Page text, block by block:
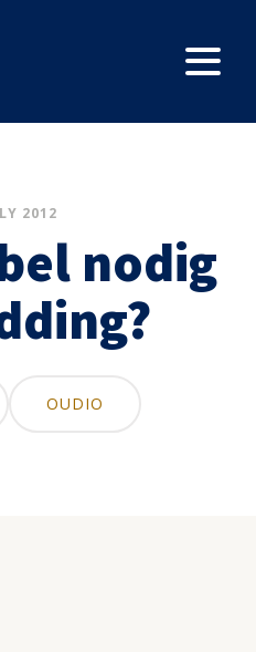
2012
nodig
OUDIO